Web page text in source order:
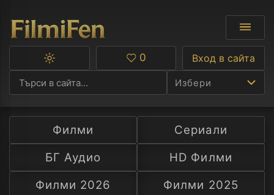
Избери
Ф
С
А
Превключване
тъмна
тема
Любими
0 Вход в сайта
Филми
Сериали
БГ Аудио
HD Филми
Филми 2026
Филми 2025